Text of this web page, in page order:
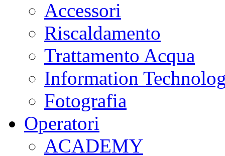
Accessori
Riscaldamento
Trattamento Acqua
Information
Fotografia
Operatori
ACADEMY